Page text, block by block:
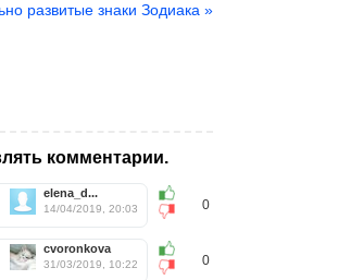
развитые знаки Зодиака »
комментарии.
0
elena_d...
14/04/2019, 20:03
0
cvoronkova
31/03/2019, 10:22